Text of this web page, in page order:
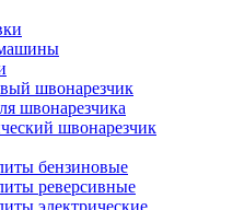
швонарезчик
швонарезчика
швонарезчик
бензиновые
реверсивные
электрические